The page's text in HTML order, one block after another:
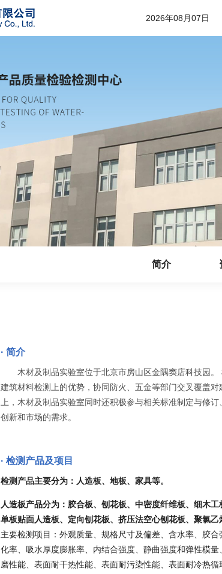
2026年08月07日
简介
· 简介
木材及制品实验室位于北京市房山区金隅窦店科技园
建筑材料检测上的优势，协同防火、五金等部门交叉覆盖
上，木材及制品实验室同时还积极参与相关标准制定与修
创新和市场的需求。
· 检测产品及项目
检测产品主要分为：人造板、地板、家具等。
人造板产品分为：胶合板、刨花板、中密度纤维板、细木
单板贴面人造板、定向刨花板、挤压法空心刨花板、聚氯乙
主要检测项目：外观质量、规格尺寸及偏差、含水率、胶
化率、吸水厚度膨胀率、内结合强度、静曲强度和弹性模
磨性能、表面耐干热性能、表面耐污染性能、表面耐冷热